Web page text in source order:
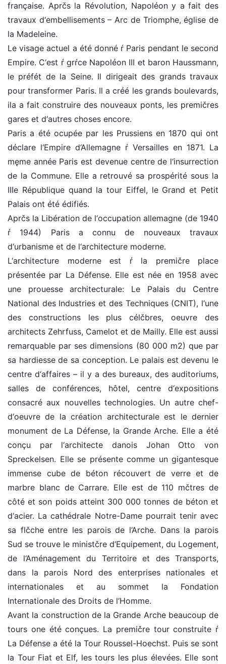
française. Aprčs la Révolution, Napoléon y a fait des
travaux d‘embellisements – Arc de Triomphe, église de
la Madeleine.
Le visage actuel a été donné ŕ Paris pendant le second
Empire. C‘est ŕ grŕce Napoléon III et baron Haussmann,
le préfét de la Seine. Il dirigeait des grands travaux
pour transformer Paris. Il a créé les grands boulevards,
ila a fait construire des nouveaux ponts, les premičres
gares et d‘autres choses encore.
Paris a été ocupée par les Prussiens en 1870 qui ont
déclare l‘Empire d‘Allemagne ŕ Versailles en 1871. La
męme année Paris est devenue centre de l‘insurrection
de la Commune. Elle a retrouvé sa prospérité sous la
IIIe République quand la tour Eiffel, le Grand et Petit
Palais ont été édifiés.
Aprčs la Libération de l‘occupation allemagne (de 1940
ŕ 1944) Paris a connu de nouveaux travaux
d‘urbanisme et de l‘architecture moderne.
L‘architecture moderne est ŕ la premičre place
présentée par La Défense. Elle est née en 1958 avec
une prouesse architecturale: Le Palais du Centre
National des Industries et des Techniques (CNIT), l‘une
des constructions les plus célčbres, oeuvre des
architects Zehrfuss, Camelot et de Mailly. Elle est aussi
remarquable par ses dimensions (80 000 m2) que par
sa hardiesse de sa conception. Le palais est devenu le
centre d‘affaires – il y a des bureaux, des auditoriums,
salles de conférences, hôtel, centre d‘expositions
consacré aux nouvelles technologies. Un autre chef-
d‘oeuvre de la création architecturale est le dernier
monument de La Défense, la Grande Arche. Elle a été
conçu par l‘architecte danois Johan Otto von
Spreckelsen. Elle se présente comme un gigantesque
immense cube de béton récouvert de verre et de
marbre blanc de Carrare. Elle est de 110 mčtres de
côté et son poids atteint 300 000 tonnes de béton et
d‘acier. La cathédrale Notre-Dame pourrait tenir avec
sa flčche entre les parois de l‘Arche. Dans la parois
Sud se trouve le ministčre d‘Equipement, du Logement,
de l‘Aménagement du Territoire et des Transports,
dans la parois Nord des enterprises nationales et
internationales et au sommet la Fondation
Internationale des Droits de l‘Homme.
Avant la construction de la Grande Arche beaucoup de
tours one été conçues. La premičre tour construite ŕ
La Défense a été la Tour Roussel-Hoechst. Puis se sont
la Tour Fiat et Elf, les tours les plus élevées. Elle sont